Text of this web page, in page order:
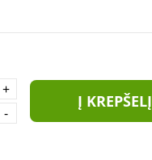
+
-
Į KREPŠELĮ